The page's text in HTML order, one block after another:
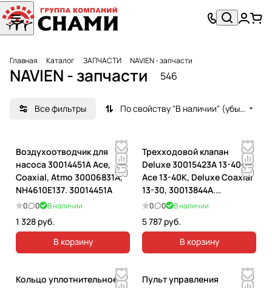
Главная Каталог ЗАПЧАСТИ NAVIEN - запчасти
NAVIEN - запчасти 546
Все фильтры По свойству "В наличии" (убывание)
Воздухоотводчик для
насоса 30014451A Ace,
Coaxial, Atmo 30006831А,
NH4610E137. 30014451A
0 0 В наличии
1 328 руб.
В корзину
Трехходовой клапан
Deluxe 30015423A 13-40K,
Ace 13-40K, Deluxe Coaxial
13-30, 30013844А.
30015423A
0 0 В наличии
5 787 руб.
В корзину
Кольцо уплотнительное
Пульт управления